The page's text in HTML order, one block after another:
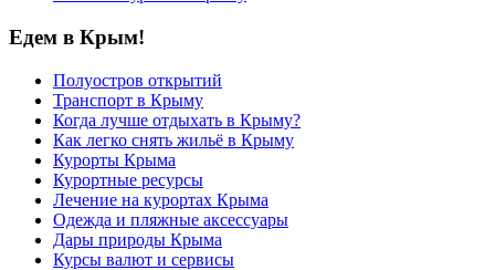
Едем в Крым!
Полуостров открытий
Транспорт в Крыму
Когда лучше отдыхать в Крыму?
Как легко снять жильё в Крыму
Курорты Крыма
Курортные ресурсы
Лечение на курортах Крыма
Одежда и пляжные аксессуары
Дары природы Крыма
Курсы валют и сервисы